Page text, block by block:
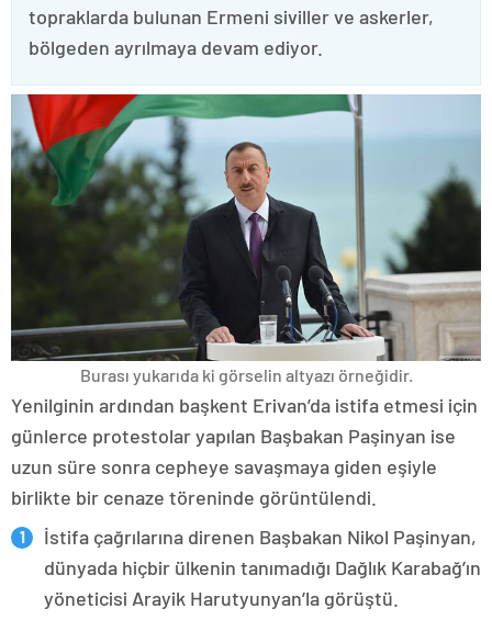
topraklarda bulunan Ermeni siviller ve askerler,
bölgeden ayrılmaya devam ediyor.
Burası yukarıda ki görselin altyazı örneğidir.
Yenilginin ardından başkent Erivan’da istifa etmesi için
günlerce protestolar yapılan Başbakan Paşinyan ise
uzun süre sonra cepheye savaşmaya giden eşiyle
birlikte bir cenaze töreninde görüntülendi.
İstifa çağrılarına direnen Başbakan Nikol Paşinyan,
dünyada hiçbir ülkenin tanımadığı Dağlık Karabağ’ın
yöneticisi Arayik Harutyunyan’la görüştü.